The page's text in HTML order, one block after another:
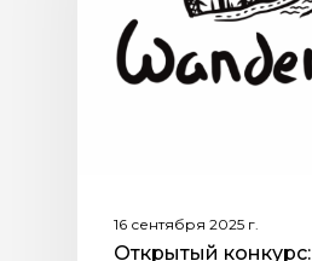
16 сентября 2025 г.
Открытый конкурс: